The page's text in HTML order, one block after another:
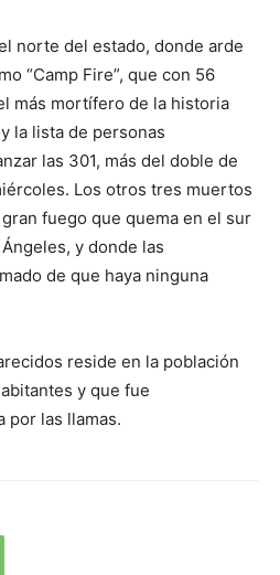
norte del estado, donde arde
“Camp Fire”, que con 56
más mortífero de la historia
la lista de personas
las 301, más del doble de
Los otros tres muertos
fuego que quema en el sur
y donde las
de que haya ninguna
reside en la población
y que fue
por las llamas.